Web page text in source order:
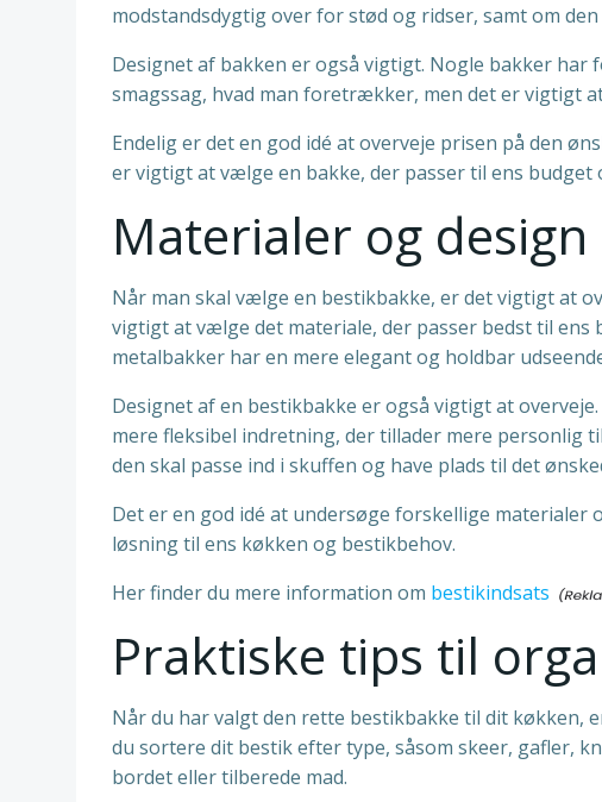
modstandsdygtig over for stød og ridser, samt om
Designet af bakken er også vigtigt. Nogle bakker
smagssag, hvad man foretrækker, men det er vigtigt
Endelig er det en god idé at overveje prisen på den
er vigtigt at vælge en bakke, der passer til ens budget
Materialer og
Når man skal vælge en bestikbakke, er det vigtigt at
vigtigt at vælge det materiale, der passer bedst til
metalbakker har en mere elegant og holdbar
Designet af en bestikbakke er også vigtigt at
mere fleksibel indretning, der tillader mere personlig
den skal passe ind i skuffen og have plads til det
Det er en god idé at undersøge forskellige materialer
løsning til ens køkken og bestikbehov.
Her finder du mere information om bestikindsats
Praktiske tips til
Når du har valgt den rette bestikbakke til dit køkken,
du sortere dit bestik efter type, såsom skeer, gafler,
bordet eller tilberede mad.